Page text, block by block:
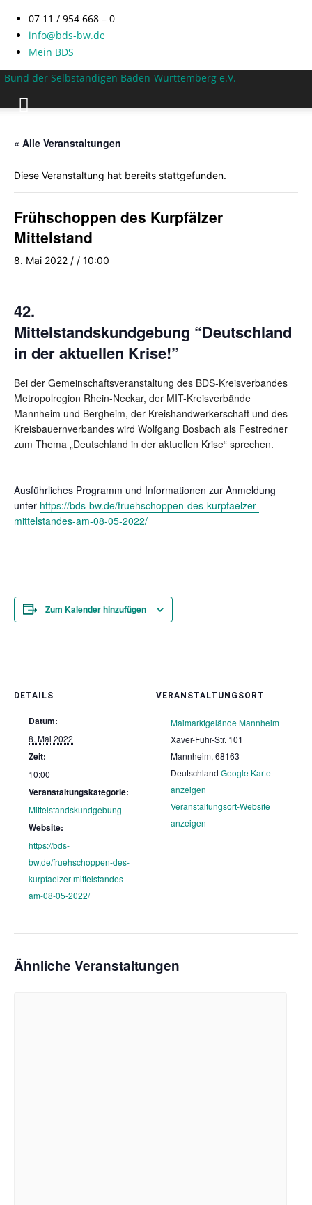
07 11 / 954 668 – 0
info@bds-bw.de
Mein BDS
Bund der Selbständigen Baden-Württemberg e.V.
« Alle Veranstaltungen
Diese Veranstaltung hat bereits stattgefunden.
Frühschoppen des Kurpfälzer
Mittelstand
8. Mai 2022 / / 10:00
42.
Mittelstandskundgebung “Deutschland
in der aktuellen Krise!”
Bei der Gemeinschaftsveranstaltung des BDS-Kreisverbandes
Metropolregion Rhein-Neckar, der MIT-Kreisverbände
Mannheim und Bergheim, der Kreishandwerkerschaft und des
Kreisbauernverbandes wird Wolfgang Bosbach als Festredner
zum Thema „Deutschland in der aktuellen Krise“ sprechen.
Ausführliches Programm und Informationen zur Anmeldung
unter https://bds-bw.de/fruehschoppen-des-kurpfaelzer-
mittelstandes-am-08-05-2022/
Zum Kalender hinzufügen
DETAILS
Datum:
8. Mai 2022
Zeit:
10:00
Veranstaltungskategorie:
Mittelstandskundgebung
Website:
https://bds-
bw.de/fruehschoppen-des-
kurpfaelzer-mittelstandes-
am-08-05-2022/
VERANSTALTUNGSORT
Maimarktgelände Mannheim
Xaver-Fuhr-Str. 101
Mannheim, 68163
Deutschland Google Karte
anzeigen
Veranstaltungsort-Website
anzeigen
Ähnliche Veranstaltungen